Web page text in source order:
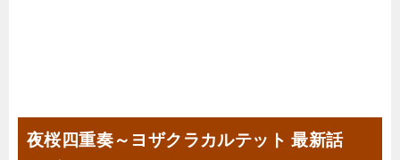
夜桜四重奏～ヨザクラカルテット 最新話